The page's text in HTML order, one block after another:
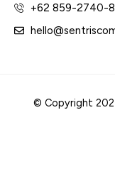
+62 859-2740-
© Copyright